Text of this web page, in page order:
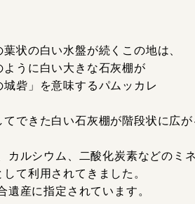
状の白い水盤が続くこの地は、
うに白い大きな石灰棚が
砦」を意味するパムッカレ
できた白い石灰棚が階段状に広が
ルシウム、二酸化炭素などのミ
て利用されてきました。
産に指定されています。